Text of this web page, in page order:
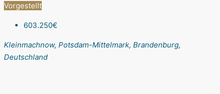
Vorgestellt
603.250€
Kleinmachnow, Potsdam-Mittelmark, Brandenburg,
Deutschland